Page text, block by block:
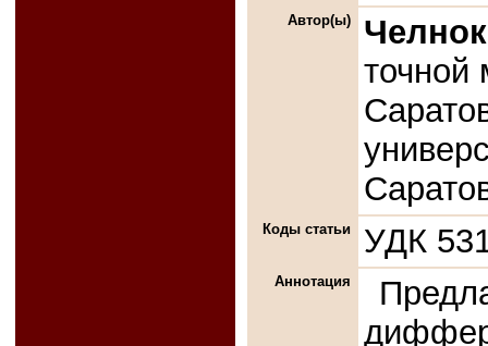
Автор(ы)
точной
Коды статьи УДК
Аннотация